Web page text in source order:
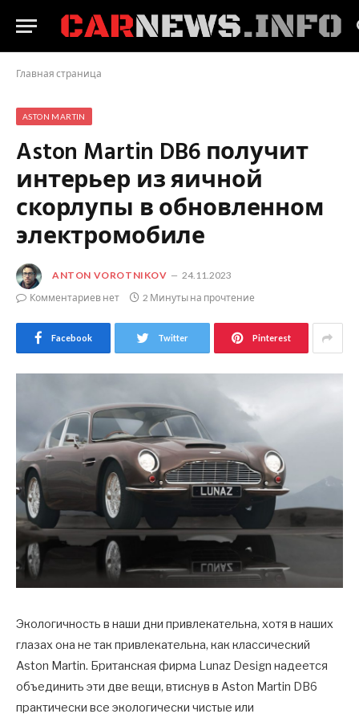
Главная страница
ASTON MARTIN
Aston Martin DB6 получит
интерьер из яичной
скорлупы в обновленном
электромобиле
ANTON VOROTNIKOV
24.11.2023
Комментариев нет
2 Минуты на прочтение
Facebook Twitter Pinterest
Экологичность в наши дни привлекательна, хотя в наших
глазах она не так привлекательна, как классический
Aston Martin. Британская фирма Lunaz Design надеется
объединить эти две вещи, втиснув в Aston Martin DB6
практически все экологически чистые или